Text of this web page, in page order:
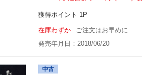
獲得ポイント 1P
在庫わずか
ご注文はお早めに
発売年月日：2018/06/20
中古